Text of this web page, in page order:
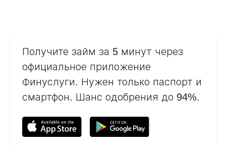
Получите займ за 5 минут через
официальное приложение
Финуслуги. Нужен только паспорт и
смартфон. Шанс одобрения до 94%.